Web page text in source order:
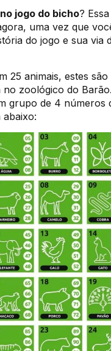
jogo do bicho?
uma vez que
do jogo e sua via
25 animais, estes
no zoológico do
grupo de 4 números
abaixo: